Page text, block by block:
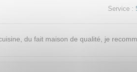
Service :
du fait maison de qualité, je